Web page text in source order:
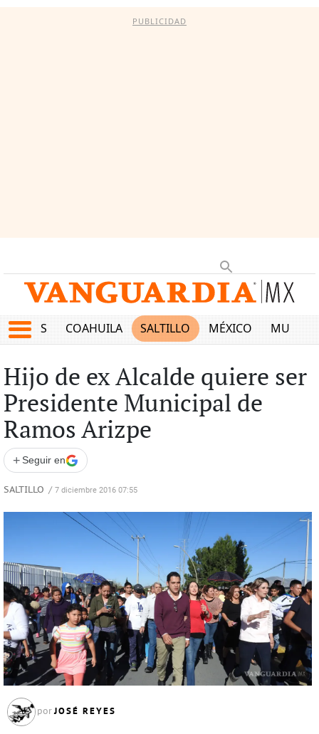
PUBLICIDAD
JUEGOS COAHUILA SALTILLO MÉXICO MUNDO
Hijo de ex Alcalde quiere ser
Presidente Municipal de
Ramos Arizpe
+ Seguir en
SALTILLO / 7 diciembre 2016 07:55
porJOSÉ REYES